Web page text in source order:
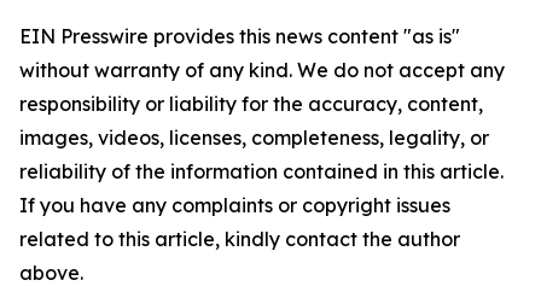
EIN Presswire provides this news content "as is"
without warranty of any kind. We do not accept any
responsibility or liability for the accuracy, content,
images, videos, licenses, completeness, legality, or
reliability of the information contained in this article.
If you have any complaints or copyright issues
related to this article, kindly contact the author
above.